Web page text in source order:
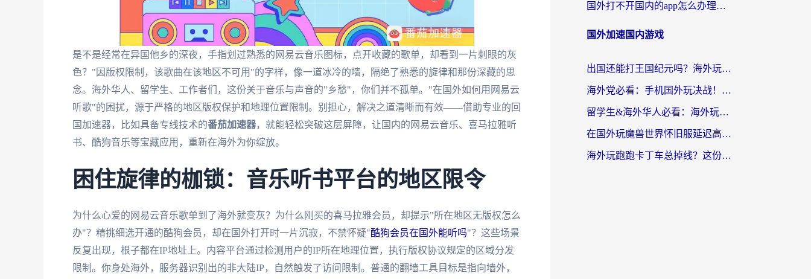
是不是经常在异国他乡的深夜，手指划过熟悉的网易云音乐图标，点开收藏的歌单，却看到一片刺眼的灰
色？"因版权限制，该歌曲在该地区不可用"的字样，像一道冰冷的墙，隔绝了熟悉的旋律和那份深藏的思
念。海外华人、留学生、工作者们，这份关于音乐与声音的"乡愁"，你们并不孤单。"在国外如何用网易云
听歌"的困扰，源于严格的地区版权保护和地理位置限制。别担心，解决之道清晰而有效——借助专业的回
国加速器，比如具备专线技术的番茄加速器，就能轻松突破这层屏障，让国内的网易云音乐、喜马拉雅听
书、酷狗音乐等宝藏应用，重新在海外为你绽放。
困住旋律的枷锁：音乐听书平台的地区限令
为什么心爱的网易云音乐歌单到了海外就变灰？为什么刚买的喜马拉雅会员，却提示"所在地区无版权怎么
办"？精挑细选开通的酷狗会员，却在国外打开时一片沉寂，不禁怀疑"酷狗会员在国外能听吗"？这些场景
反复出现，根子都在IP地址上。内容平台通过检测用户的IP所在地理位置，执行版权协议规定的区域分发
限制。你身处海外，服务器识别出的非大陆IP，自然触发了访问限制。普通的翻墙工具目标是指向墙外，
国外打不开国内的app怎么办理？3步选对加速器，刷剧办业务都不愁
国外加速国内游戏
出国还能打王国纪元吗？海外玩家国服游戏畅玩终极指南
海外党必看：手机国外玩决战！平安京加速器推荐——解决延迟卡顿的终极方案
留学生&海外华人必看：海外玩原神不卡顿的秘密——原神加速器选择与使用全攻略
在国外玩魔兽世界怀旧服延迟高怎么办？老玩家亲测有效的加速器选择指南
海外玩跑跑卡丁车总掉线？这份境外加速指南帮你零延迟漂移！